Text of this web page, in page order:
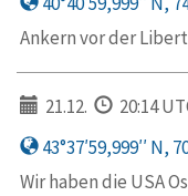
Ankern vor der
21.12.
20:14
43°37′59,999′′ N,
Wir haben die USA